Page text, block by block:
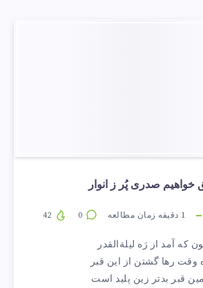
خواهیم صدری پُر ز انوار
1 دقیقه زمان مطالعه 0
که آمد از رَه لیلة‌القدر
وقت رها گشتن از این قبر
قبر بدتر زین پلید است